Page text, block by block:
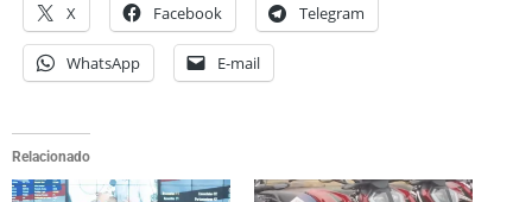
X Facebook Telegram
WhatsApp E-mail
Relacionado